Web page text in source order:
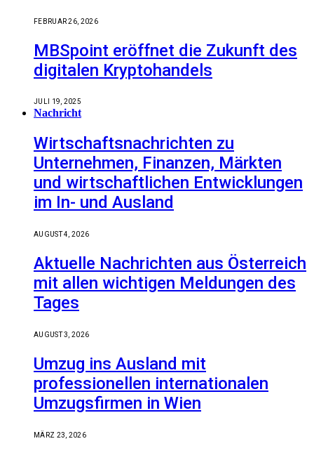
FEBRUAR 26, 2026
MBSpoint eröffnet die Zukunft des
digitalen Kryptohandels
JULI 19, 2025
Nachricht
Wirtschaftsnachrichten zu
Unternehmen, Finanzen, Märkten
und wirtschaftlichen Entwicklungen
im In- und Ausland
AUGUST 4, 2026
Aktuelle Nachrichten aus Österreich
mit allen wichtigen Meldungen des
Tages
AUGUST 3, 2026
Umzug ins Ausland mit
professionellen internationalen
Umzugsfirmen in Wien
MÄRZ 23, 2026